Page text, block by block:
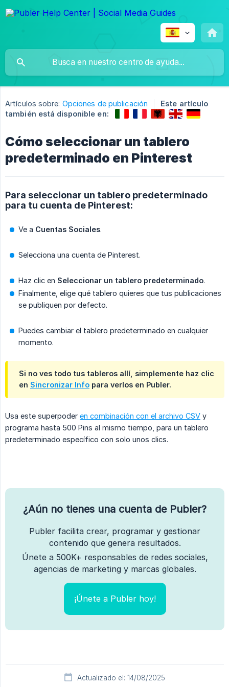
Artículos sobre: Opciones de publicación
Este artículo
también está disponible en:
Cómo seleccionar un tablero
predeterminado en Pinterest
Para seleccionar un tablero predeterminado
para tu cuenta de Pinterest:
Ve a Cuentas Sociales.
Selecciona una cuenta de Pinterest.
Haz clic en Seleccionar un tablero predeterminado.
Finalmente, elige qué tablero quieres que tus publicaciones
se publiquen por defecto.
Puedes cambiar el tablero predeterminado en cualquier
momento.
Si no ves todo tus tableros allí, simplemente haz clic
en Sincronizar Info para verlos en Publer.
Usa este superpoder en combinación con el archivo CSV y
programa hasta 500 Pins al mismo tiempo, para un tablero
predeterminado específico con solo unos clics.
¿Aún no tienes una cuenta de Publer?
Publer facilita crear, programar y gestionar
contenido que genera resultados.
Únete a 500K+ responsables de redes sociales,
agencias de marketing y marcas globales.
¡Únete a Publer hoy!
Actualizado el: 14/08/2025